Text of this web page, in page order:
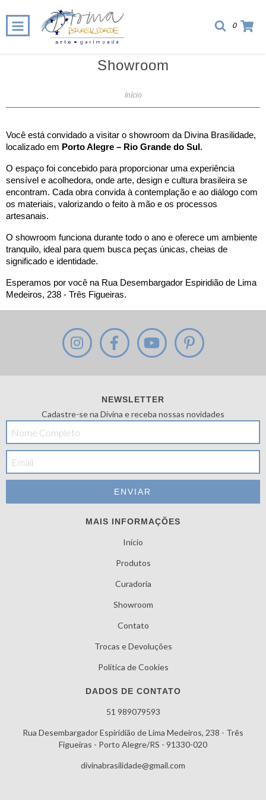
0
Showroom
Início
Você está convidado a visitar o showroom da Divina Brasilidade,
localizado em Porto Alegre – Rio Grande do Sul .
O espaço foi concebido para proporcionar uma experiência
sensível e acolhedora, onde arte, design e cultura brasileira se
encontram. Cada obra convida à contemplação e ao diálogo com
os materiais, valorizando o feito à mão e os processos
artesanais.
O showroom funciona durante todo o ano e oferece um ambiente
tranquilo, ideal para quem busca peças únicas, cheias de
significado e identidade.
Esperamos por você na Rua Desembargador Espiridião de Lima
Medeiros, 238 - Três Figueiras.
NEWSLETTER
Cadastre-se na Divina e receba nossas novidades
MAIS INFORMAÇÕES
Início
Produtos
Curadoria
Showroom
Contato
Trocas e Devoluções
Política de Cookies
DADOS DE CONTATO
51 989079593
Rua Desembargador Espiridião de Lima Medeiros, 238 - Três
Figueiras - Porto Alegre/RS - 91330-020
divinabrasilidade@gmail.com